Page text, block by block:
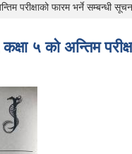
परीक्षाको फारम भर्ने सम्बन्धी
५ को अन्तिम